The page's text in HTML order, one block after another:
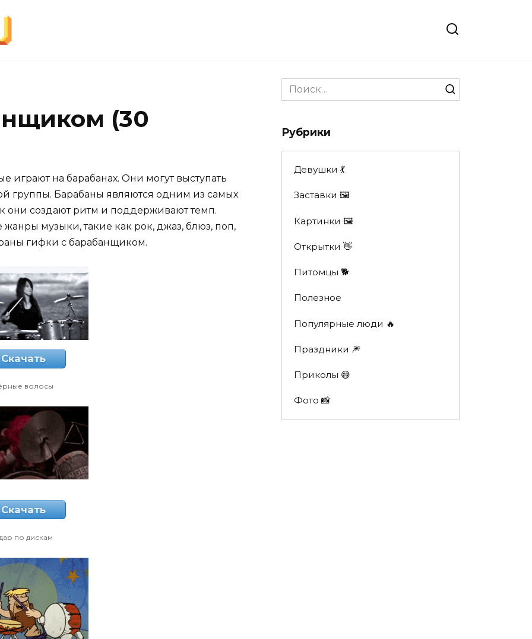
(30
играют на барабанах. Они могут выступать
группы. Барабаны являются одним из самых
они создают ритм и поддерживают темп.
музыки, такие как рок, джаз, блюз, поп,
гифки с барабанщиком.
Скачать
волосы
Скачать
по дискам
Search
for:
Рубрики
Девушки 💃
Заставки 🖼
Картинки 🖼
Открытки 👋
Питомцы 🐕
Полезное
Популярные люди 🔥
Праздники 🎆
Приколы 😅
Фото 📸